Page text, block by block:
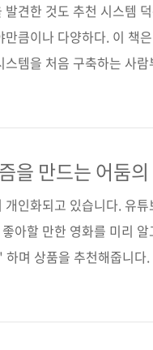
발견한 것도 추천 시스템
만큼이나 다양하다. 이 책
스템을 처음 구축하는 사
다. 추천 시스템을 설계
개념을 구체적으로 학습해
을 만드는 어둠
개인화되고 있습니다. 유
아할 만한 영화를 미리
하며 상품을 추천해줍니
직접 만들어볼 생각, 해보